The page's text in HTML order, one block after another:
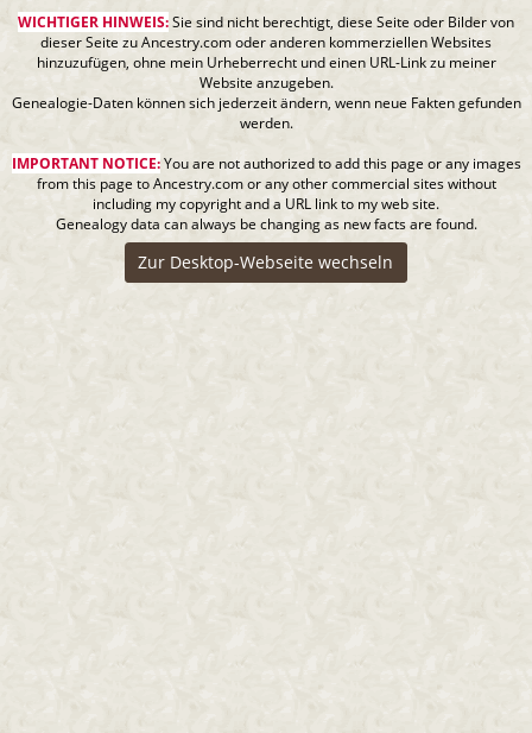
WICHTIGER HINWEIS:Sie sind nicht berechtigt, diese Seite oder Bilder von
dieser Seite zu Ancestry.com oder anderen kommerziellen Websites
hinzuzufügen, ohne mein Urheberrecht und einen URL-Link zu meiner
Website anzugeben.
Genealogie-Daten können sich jederzeit ändern, wenn neue Fakten gefunden
werden.
IMPORTANT NOTICE:You are not authorized to add this page or any images
from this page to Ancestry.com or any other commercial sites without
including my copyright and a URL link to my web site.
Genealogy data can always be changing as new facts are found.
Zur Desktop-Webseite wechseln